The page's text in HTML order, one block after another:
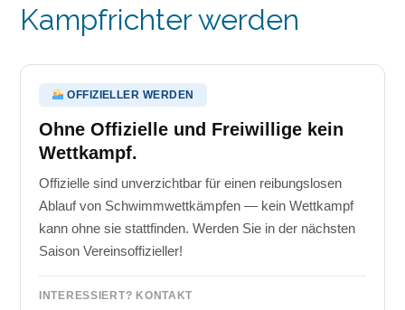
Kampfrichter werden
OFFIZIELLER WERDEN
Ohne Offizielle und Freiwillige kein
Wettkampf.
Offizielle sind unverzichtbar für einen reibungslosen
Ablauf von Schwimmwettkämpfen — kein Wettkampf
kann ohne sie stattfinden. Werden Sie in der nächsten
Saison Vereinsoffizieller!
INTERESSIERT? KONTAKT